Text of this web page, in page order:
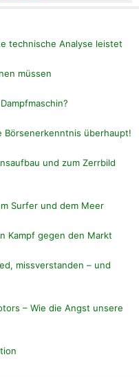
technische Analyse leistet
müssen
Börsenerkenntnis überhaupt!
und zum Zerrbild
Surfer und dem Meer
Kampf gegen den Markt
missverstanden – und
– Wie die Angst unsere